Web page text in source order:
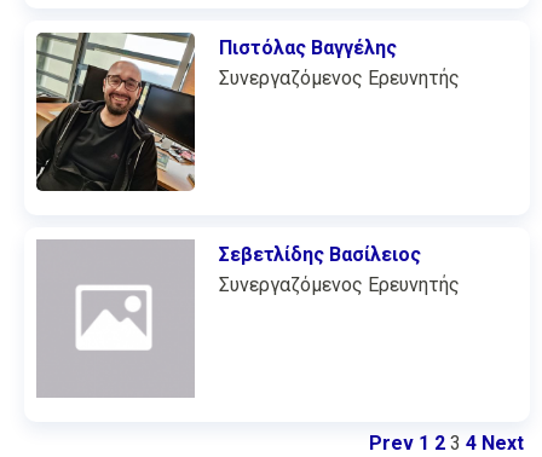
Πιστόλας Βαγγέλης
Συνεργαζόμενος Ερευνητής
Σεβετλίδης Βασίλειος
Συνεργαζόμενος Ερευνητής
Prev 1 2 3 4 Next